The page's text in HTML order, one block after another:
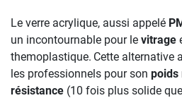
Le verre acrylique, aussi appelé
un incontournable pour le vitrage
themoplastique. Cette alternative
les professionnels pour son poids
résistance (10 fois plus solide